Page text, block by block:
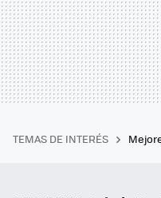
TEMAS DE INTERÉS